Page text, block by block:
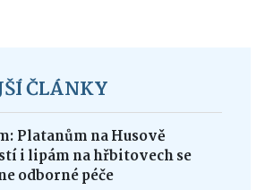
ČLÁNKY
Platanům na Husově
i lipám na hřbitovech se
odborné péče